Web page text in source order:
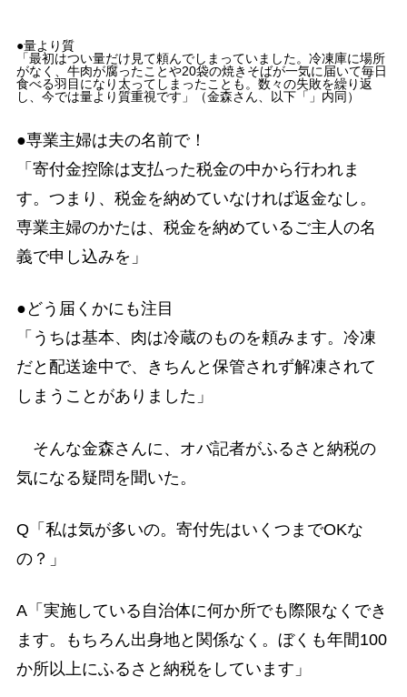
●量より質
「最初はつい量だけ見て頼んでしまっていました。冷凍庫に場所
がなく、牛肉が腐ったことや20袋の焼きそばが一気に届いて毎日
食べる羽目になり太ってしまったことも。数々の失敗を繰り返
し、今では量より質重視です」（金森さん、以下「」内同）
●専業主婦は夫の名前で！
「寄付金控除は支払った税金の中から行われま
す。つまり、税金を納めていなければ返金なし。
専業主婦のかたは、税金を納めているご主人の名
義で申し込みを」
●どう届くかにも注目
「うちは基本、肉は冷蔵のものを頼みます。冷凍
だと配送途中で、きちんと保管されず解凍されて
しまうことがありました」
そんな金森さんに、オバ記者がふるさと納税の
気になる疑問を聞いた。
Q「私は気が多いの。寄付先はいくつまでOKな
の？」
A「実施している自治体に何か所でも際限なくでき
ます。もちろん出身地と関係なく。ぼくも年間100
か所以上にふるさと納税をしています」